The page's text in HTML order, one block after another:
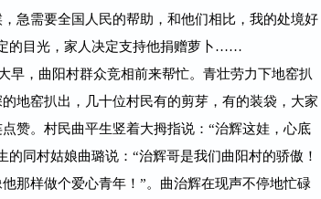
急需要全国人民的帮助，和他们相比，我的处境好
的目光，家人决定支持他捐赠萝卜……
早，曲阳村群众竞相前来帮忙。青壮劳力下地窑扒
地窑扒出，几十位村民有的剪芽，有的装袋，大家
赞。村民曲平生竖着大拇指说：“治辉这娃，心底
同村姑娘曲璐说：“治辉哥是我们曲阳村的骄傲！
那样做个爱心青年！”。曲治辉在现声不停地忙碌